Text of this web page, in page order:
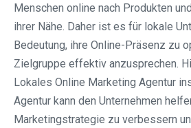
Menschen online nach Produkten
ihrer Nähe. Daher ist es für lokale
Bedeutung, ihre Online-Präsenz zu
Zielgruppe effektiv anzusprechen.
Lokales Online Marketing Agentur
Agentur kann den Unternehmen
Marketingstrategie zu verbessern